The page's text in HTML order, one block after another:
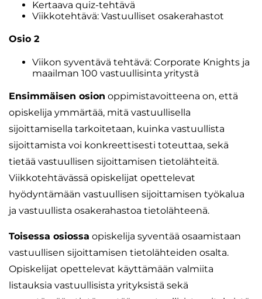
Kertaava quiz-tehtävä
Viikkotehtävä: Vastuulliset osakerahastot
Osio 2
Viikon syventävä tehtävä: Corporate Knights ja
maailman 100 vastuullisinta yritystä
Ensimmäisen osion oppimistavoitteena on, että
opiskelija ymmärtää, mitä vastuullisella
sijoittamisella tarkoitetaan, kuinka vastuullista
sijoittamista voi konkreettisesti toteuttaa, sekä
tietää vastuullisen sijoittamisen tietolähteitä.
Viikkotehtävässä opiskelijat opettelevat
hyödyntämään vastuullisen sijoittamisen työkalua
ja vastuullista osakerahastoa tietolähteenä.
Toisessa osiossa opiskelija syventää osaamistaan
vastuullisen sijoittamisen tietolähteiden osalta.
Opiskelijat opettelevat käyttämään valmiita
listauksia vastuullisista yrityksistä sekä